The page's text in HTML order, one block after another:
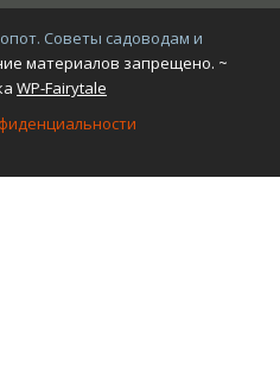
Советы садоводам и
материалов запрещено. ~
WP-Fairytale